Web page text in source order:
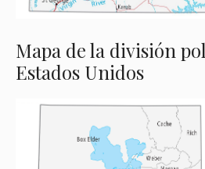
Mapa de la división
Estados Unidos